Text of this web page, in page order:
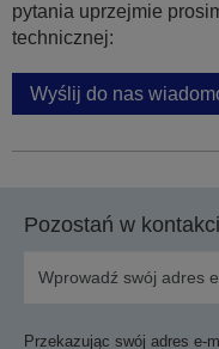
pytania uprzejmie
technicznej:
Wyślij do nas
Pozostań w
Przekazując swój adres e-